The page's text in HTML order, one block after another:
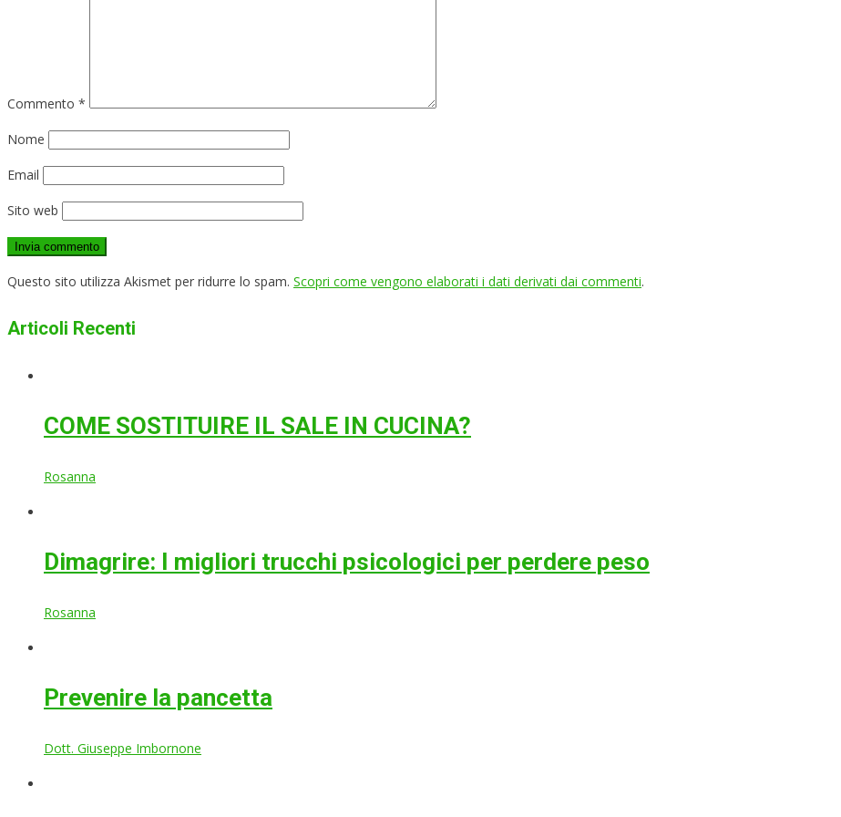
Commento *
Nome
Email
Sito web
Questo sito utilizza Akismet per ridurre lo spam. Scopri come vengono elaborati i dati derivati dai commenti.
Articoli Recenti
COME SOSTITUIRE IL SALE IN CUCINA?
Rosanna
Dimagrire: I migliori trucchi psicologici per perdere peso
Rosanna
Prevenire la pancetta
Dott. Giuseppe Imbornone